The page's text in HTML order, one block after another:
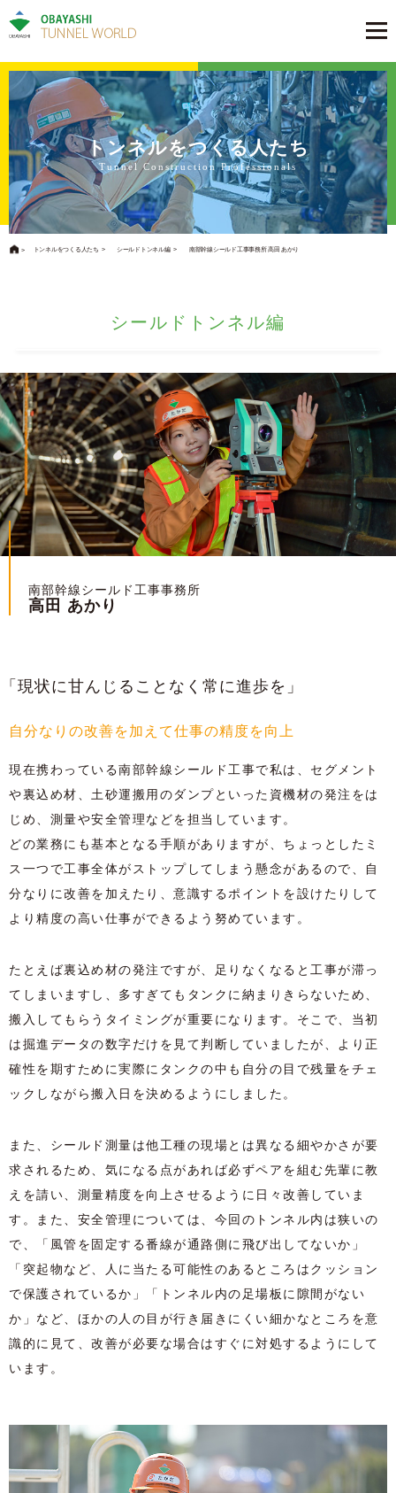
トンネルをつくる人たち
Tunnel Construction Professionals
トンネルをつくる人たち シールドトンネル編 南部幹線シールド⼯事事務所 ⾼⽥ あかり
シールドトンネル編
南部幹線シールド⼯事事務所
⾼⽥ あかり
「現状に甘んじることなく常に進歩を」
自分なりの改善を加えて仕事の精度を向上
現在携わっている南部幹線シールド⼯事で私は、セグメント
や裏込め材、土砂運搬用のダンプといった資機材の発注をは
じめ、測量や安全管理などを担当しています。
どの業務にも基本となる手順がありますが、ちょっとしたミ
ス一つで工事全体がストップしてしまう懸念があるので、自
分なりに改善を加えたり、意識するポイントを設けたりして
より精度の高い仕事ができるよう努めています。
たとえば裏込め材の発注ですが、足りなくなると工事が滞っ
てしまいますし、多すぎてもタンクに納まりきらないため、
搬入してもらうタイミングが重要になります。そこで、当初
は掘進データの数字だけを見て判断していましたが、より正
確性を期すために実際にタンクの中も自分の目で残量をチェ
ックしながら搬入日を決めるようにしました。
また、シールド測量は他工種の現場とは異なる細やかさが要
求されるため、気になる点があれば必ずペアを組む先輩に教
えを請い、測量精度を向上させるように日々改善していま
す。また、安全管理については、今回のトンネル内は狭いの
で、「風管を固定する番線が通路側に飛び出してないか」
「突起物など、人に当たる可能性のあるところはクッション
で保護されているか」「トンネル内の足場板に隙間がない
か」など、ほかの人の目が行き届きにくい細かなところを意
識的に見て、改善が必要な場合はすぐに対処するようにして
います。